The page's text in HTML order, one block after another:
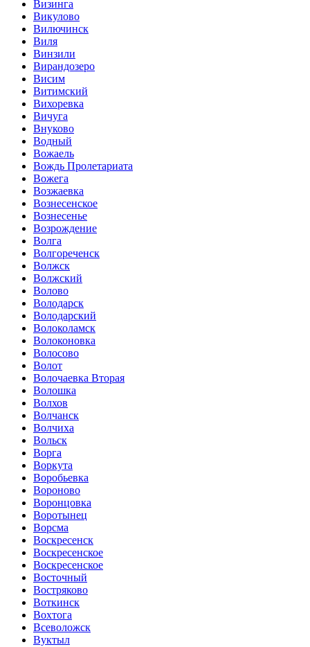
Визинга
Викулово
Вилючинск
Виля
Винзили
Вирандозеро
Висим
Витимский
Вихоревка
Вичуга
Внуково
Водный
Вожаель
Вождь Пролетариата
Вожега
Возжаевка
Вознесенское
Вознесенье
Возрождение
Волга
Волгореченск
Волжск
Волжский
Волово
Володарск
Володарский
Волоколамск
Волоконовка
Волосово
Волот
Волочаевка Вторая
Волошка
Волхов
Волчанск
Волчиха
Вольск
Ворга
Воркута
Воробьевка
Вороново
Воронцовка
Воротынец
Ворсма
Воскресенск
Воскресенское
Воскресенское
Восточный
Востряково
Воткинск
Вохтога
Всеволожск
Вуктыл